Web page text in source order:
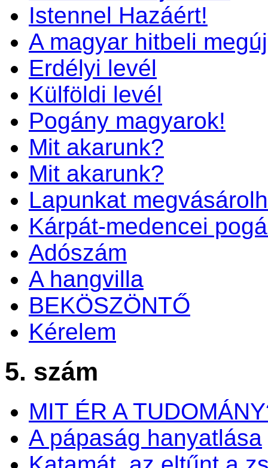
Istennel Hazáért!
A magyar hitbeli
Erdélyi levél
Külföldi levél
Pogány magyarok!
Mit akarunk?
Mit akarunk?
Lapunkat
Kárpát-medencei
Adószám
A hangvilla
BEKÖSZÖNTŐ
Kérelem
5. szám
MIT ÉR A
A pápaság hanyatlása